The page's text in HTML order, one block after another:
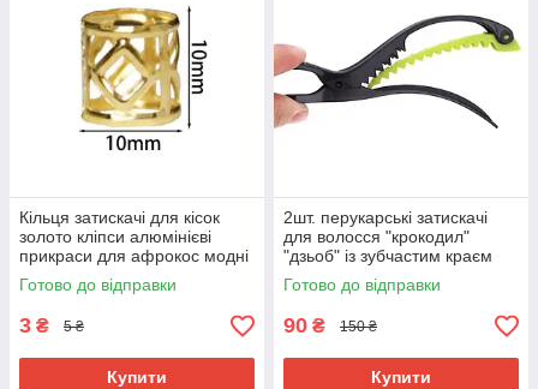
Кільця затискачі для кісок
золото кліпси алюмінієві
прикраси для афрокос модні
аксесуари для зачісок дред
Готово до відправки
3 ₴ 5 ₴
Купити
2шт. перукарські затискачі
для волосся "крокодил"
"дзьоб" із зубчастим краєм
довгі вузькі шпильки з
пластику
Готово до відправки
90 ₴ 150 ₴
Купити